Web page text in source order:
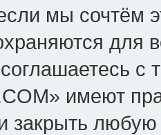
мы сочтём
для
имеют
закрыть